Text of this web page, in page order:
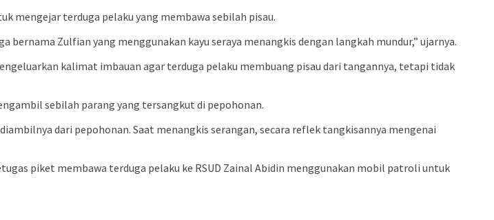
mengejar terduga pelaku yang membawa sebilah pisau.
Zulfian yang menggunakan kayu seraya menangkis dengan langkah mundur,” ujarnya.
kalimat imbauan agar terduga pelaku membuang pisau dari tangannya, tetapi tidak
sebilah parang yang tersangkut di pepohonan.
dari pepohonan. Saat menangkis serangan, secara reflek tangkisannya mengenai
piket membawa terduga pelaku ke RSUD Zainal Abidin menggunakan mobil patroli untuk